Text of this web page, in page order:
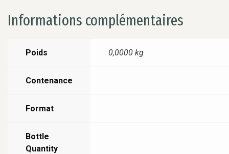
Informations complémentaires
Poids 0,0000 kg
Contenance
Format
Bottle
Quantity